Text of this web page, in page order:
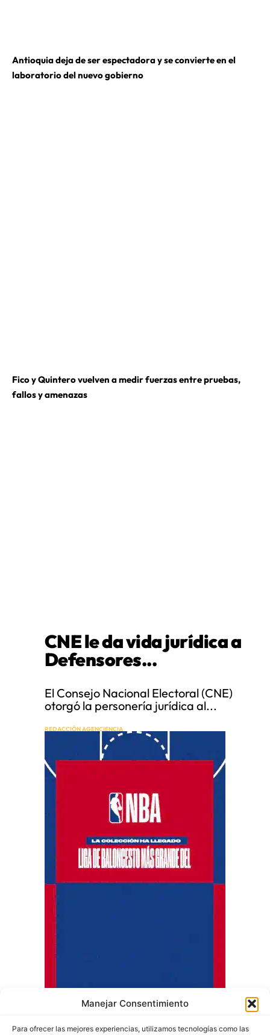
Manejar Consentimiento
Para ofrecer las mejores experiencias, utilizamos tecnologías como las
Antioquia deja de ser espectadora y se convierte en el
laboratorio del nuevo gobierno
Fico y Quintero vuelven a medir fuerzas entre pruebas,
fallos y amenazas
CNE le da vida jurídica a
Defensores...
El Consejo Nacional Electoral (CNE)
otorgó la personería jurídica al...
REDACCIÓN AGENCIENCIA